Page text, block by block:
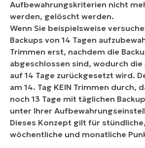
Aufbewahrungskriterien nicht
werden, gelöscht werden.
Wenn Sie beispielsweise
Backups von 14 Tagen
Trimmen erst, nachdem die
abgeschlossen sind, wodurch die
auf 14 Tage zurückgesetzt wird.
am 14. Tag KEIN Trimmen durch,
noch 13 Tage mit täglichen
unter Ihrer
Dieses Konzept gilt für
wöchentliche und monatliche